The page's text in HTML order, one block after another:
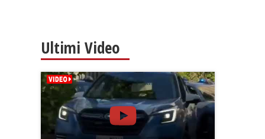
Ultimi Video